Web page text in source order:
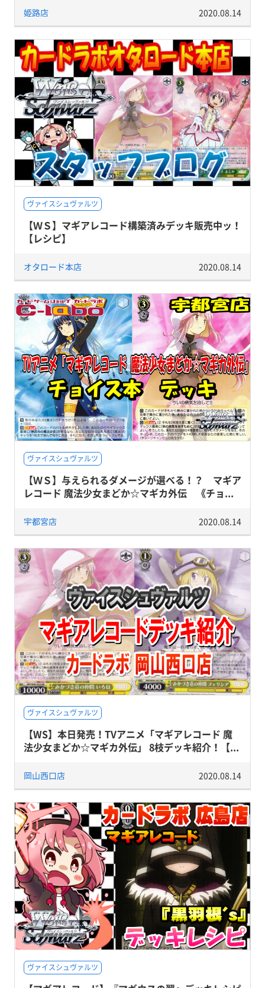
姫路店 2020.08.14
ヴァイスシュヴァルツ
【ＷＳ】マギアレコード構築済みデッキ販売中ッ！
【レシピ】
オタロード本店 2020.08.14
ヴァイスシュヴァルツ
【ＷＳ】与えられるダメージが選べる！？ マギア
レコード 魔法少女まどか☆マギカ外伝 《チョ...
宇都宮店 2020.08.14
ヴァイスシュヴァルツ
【WS】本日発売！TVアニメ「マギアレコード 魔
法少女まどか☆マギカ外伝」 8枝デッキ紹介！【...
岡山西口店 2020.08.14
ヴァイスシュヴァルツ